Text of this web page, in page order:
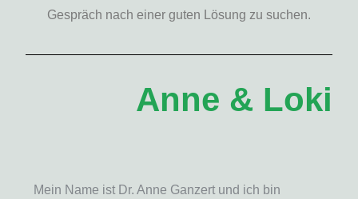
Gespräch nach einer guten Lösung zu suchen.
Anne & Loki
Mein Name ist Dr. Anne Ganzert und ich bin